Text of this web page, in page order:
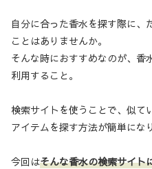
自分に合った香水を探す際に、
ことはありませんか。
そんな時におすすめなのが、香
利用すること。
検索サイトを使うことで、似て
アイテムを探す方法が簡単にな
今回はそんな香水の検索サイト